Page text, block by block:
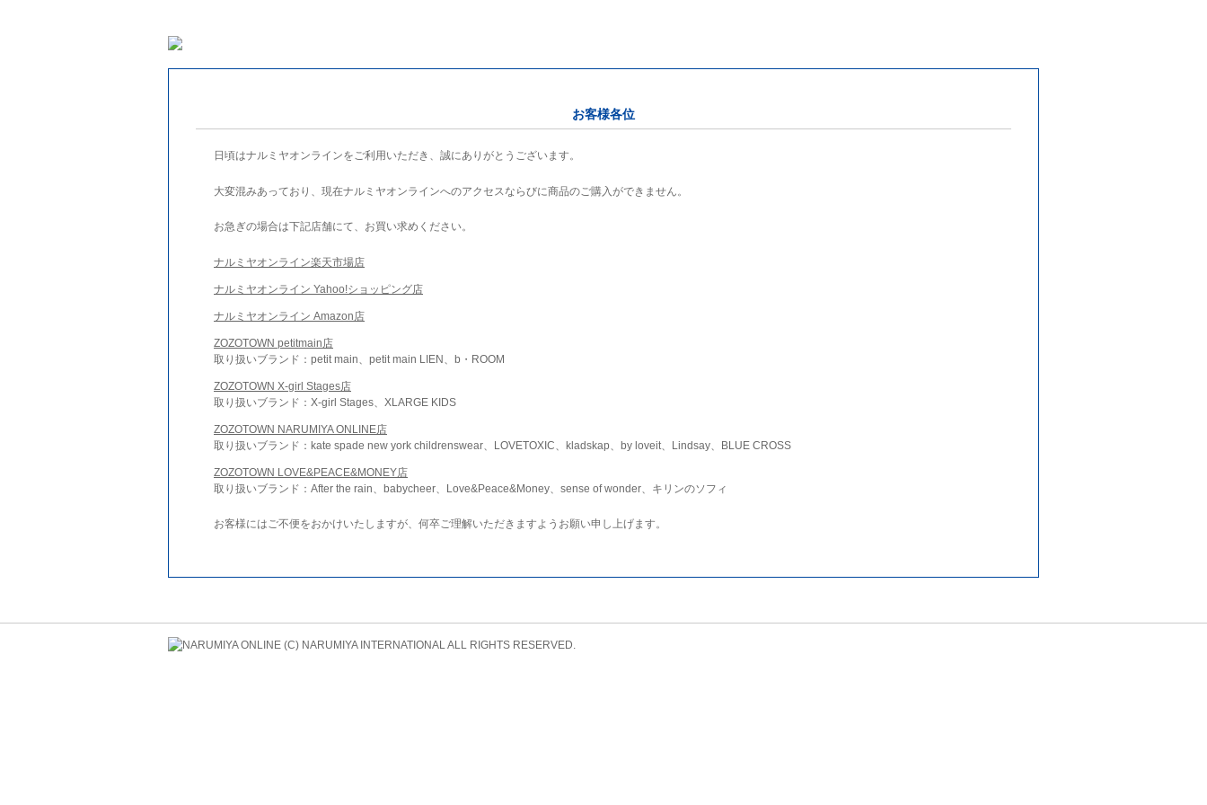
お客様各位
日頃はナルミヤオンラインをご利用いただき、誠にありがとうございます。
大変混みあっており、現在ナルミヤオンラインへのアクセスならびに商品のご購入ができません。
お急ぎの場合は下記店舗にて、お買い求めください。
ナルミヤオンライン楽天市場店
ナルミヤオンライン Yahoo!ショッピング店
ナルミヤオンライン Amazon店
ZOZOTOWN petitmain店
取り扱いブランド：petit main、petit main LIEN、b・ROOM
ZOZOTOWN X-girl Stages店
取り扱いブランド：X-girl Stages、XLARGE KIDS
ZOZOTOWN NARUMIYA ONLINE店
取り扱いブランド：kate spade new york childrenswear、LOVETOXIC、kladskap、by loveit、Lindsay、BLUE CROSS
ZOZOTOWN LOVE&PEACE&MONEY店
取り扱いブランド：After the rain、babycheer、Love&Peace&Money、sense of wonder、キリンのソフィ
お客様にはご不便をおかけいたしますが、何卒ご理解いただきますようお願い申し上げます。